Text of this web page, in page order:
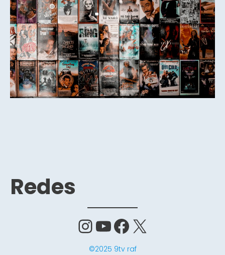
Redes
Instagram
YouTube
Facebook
X
©2025 9tv raf